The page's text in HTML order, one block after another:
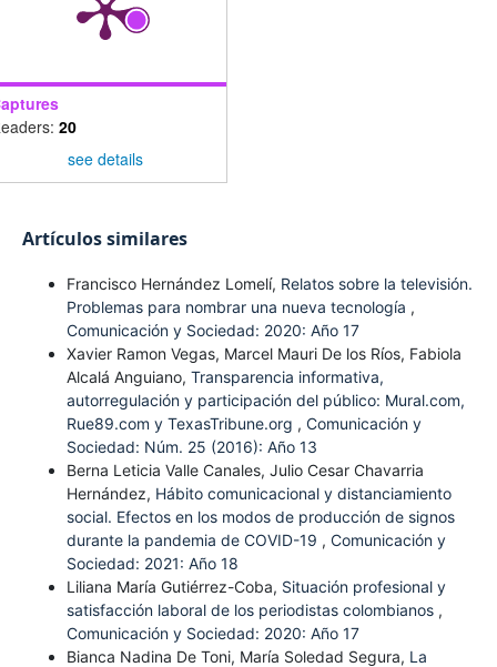
20
see details
Artículos similares
Francisco Hernández Lomelí, Relatos sobre la televisión.
Problemas para nombrar una nueva tecnología ,
Comunicación y Sociedad: 2020: Año 17
Xavier Ramon Vegas, Marcel Mauri De los Ríos, Fabiola
Alcalá Anguiano, Transparencia informativa,
autorregulación y participación del público: Mural.com,
Rue89.com y TexasTribune.org , Comunicación y
Sociedad: Núm. 25 (2016): Año 13
Berna Leticia Valle Canales, Julio Cesar Chavarria
Hernández, Hábito comunicacional y distanciamiento
social. Efectos en los modos de producción de signos
durante la pandemia de COVID-19 , Comunicación y
Sociedad: 2021: Año 18
Liliana María Gutiérrez-Coba, Situación profesional y
satisfacción laboral de los periodistas colombianos ,
Comunicación y Sociedad: 2020: Año 17
Bianca Nadina De Toni, María Soledad Segura, La